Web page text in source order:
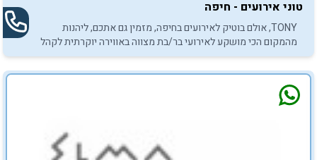
טוני אירועים - חיפה
TONY, אולם בוטיק לאירועים בחיפה, מזמין גם אתכם, ליהנות
מהמקום הכי מושקע לאירועי בר/בת מצווה באווירה יוקרתית לקהל
עד 120 משתתפים.